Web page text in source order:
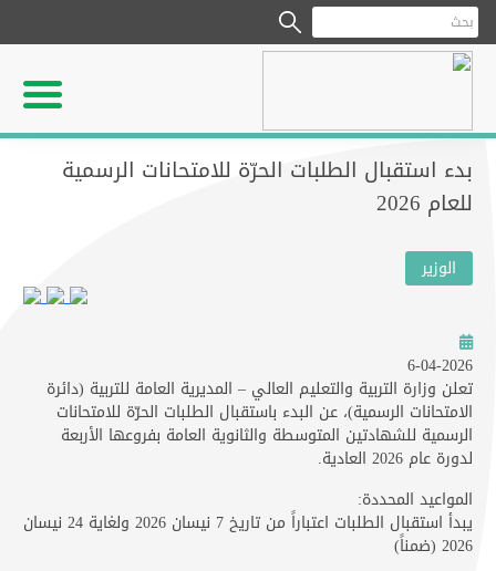
بدء استقبال الطلبات الحرّة للامتحانات الرسمية
للعام 2026
الوزير
6-04-2026
تعلن وزارة التربية والتعليم العالي – المديرية العامة للتربية (دائرة
الامتحانات الرسمية)، عن البدء باستقبال الطلبات الحرّة للامتحانات
الرسمية للشهادتين المتوسطة والثانوية العامة بفروعها الأربعة
لدورة عام 2026 العادية.
​المواعيد المحددة:
​يبدأ استقبال الطلبات اعتباراً من تاريخ 7 نيسان 2026​ ولغاية 24 نيسان
2026 (ضمناً)